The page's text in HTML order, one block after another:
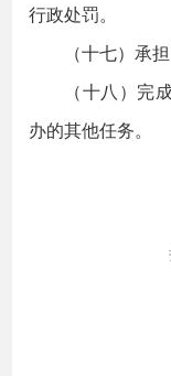
行政处罚。
（十七）承
（十八）完
办的其他任务。